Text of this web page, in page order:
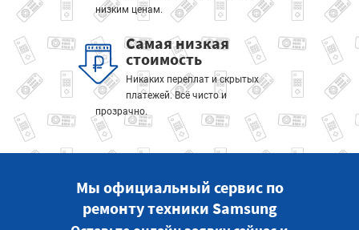
низким ценам.
Самая низкая
стоимость
Никаких переплат и скрытых
платежей. Всё чисто и
прозрачно.
Мы официальный сервис по
ремонту техники Samsung